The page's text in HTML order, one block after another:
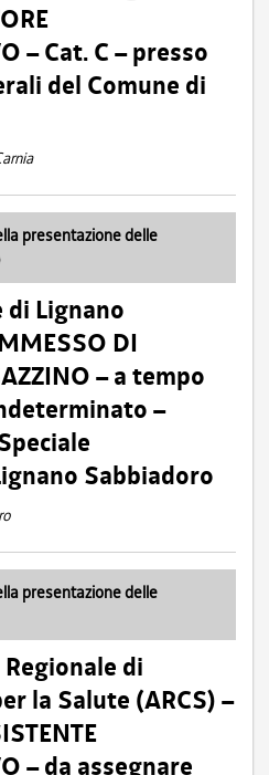
– Cat. C – presso
del Comune di
presentazione delle
di Lignano
DI
– a tempo
–
Sabbiadoro
presentazione delle
di
la Salute (ARCS) –
– da assegnare